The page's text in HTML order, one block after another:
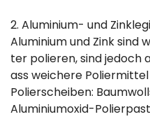
2. Aluminium- und
Aluminium und Zink sind
ter polieren, sind jedoch
ass weichere
Polierscheiben:
Aluminiumoxid-